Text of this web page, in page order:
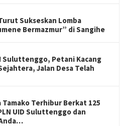
Sukseskan Lomba
Bermazmur” di Sangihe
Suluttenggo, Petani Kacang
Jalan Desa Telah
Tamako Terhibur Berkat 125
UID Suluttenggo dan